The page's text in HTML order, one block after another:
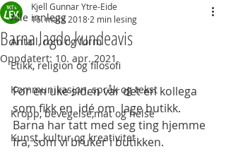
Alle innlegg
Antall, rom og form
Etikk, religion og filosofi
Kommunikasjon, språk og tekst
Kropp, bevegelse,mat og helse
Kunst, kultur og kreativitet
Barna lagde kundeavis
Kjell Gunnar Ytre-Eide
16. mars 2018 2 min lesing
Oppdatert: 10. apr. 2021
For en uke siden var det en kollega
som fikk en  idé om  lage butikk.
Barna har tatt med seg ting hjemme
fra, som vi bruker i butikken.